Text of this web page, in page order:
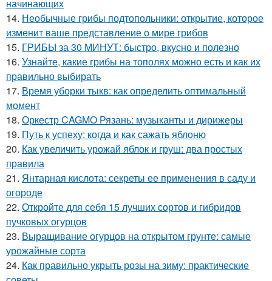
начинающих
14. Необычные грибы подтопольники: открытие, которое
изменит ваше представление о мире грибов
15. ГРИБЫ за 30 МИНУТ: быстро, вкусно и полезно
16. Узнайте, какие грибы на тополях можно есть и как их
правильно выбирать
17. Время уборки тыкв: как определить оптимальный
момент
18. Оркестр CAGMO Рязань: музыканты и дирижеры
19. Путь к успеху: когда и как сажать яблоню
20. Как увеличить урожай яблок и груш: два простых
правила
21. Янтарная кислота: секреты ее применения в саду и
огороде
22. Откройте для себя 15 лучших сортов и гибридов
пучковых огурцов
23. Выращивание огурцов на открытом грунте: самые
урожайные сорта
24. Как правильно укрыть розы на зиму: практические